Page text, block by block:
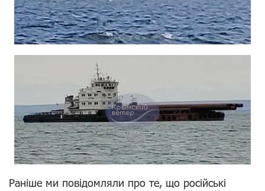
Раніше ми повідомляли про те, що російські